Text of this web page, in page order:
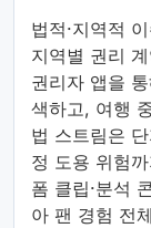
법적·지역적
지역별 권리
권리자 앱을
색하고, 여행
법 스트림은
정 도용 위험
폼 클립·분석
아 팬 경험 전